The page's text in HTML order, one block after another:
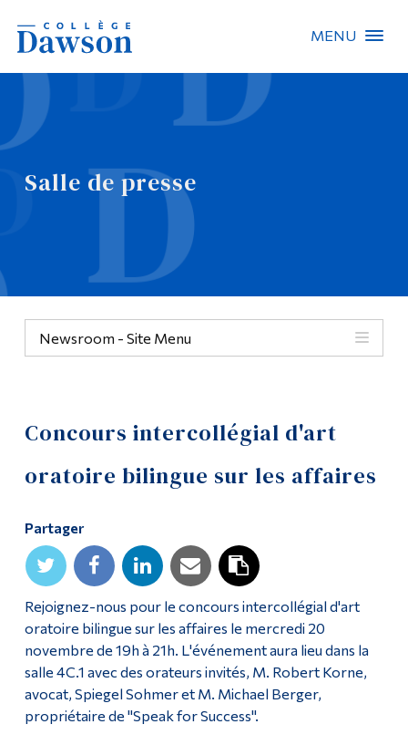
MENU
Salle de presse
Newsroom - Site Menu
Concours intercollégial d'art
oratoire bilingue sur les affaires
Partager
Rejoignez-nous pour le concours intercollégial d'art
oratoire bilingue sur les affaires le mercredi 20
novembre de 19h à 21h. L'événement aura lieu dans la
salle 4C.1 avec des orateurs invités, M. Robert Korne,
avocat, Spiegel Sohmer et M. Michael Berger,
propriétaire de "Speak for Success".
Recherche sur le site
Recherche de personnes
EN
Omnivox
Liens rapides
Outils
Liens
Programmes
Formation continue
Admissions
La vie à Dawson
Qui vous êtes